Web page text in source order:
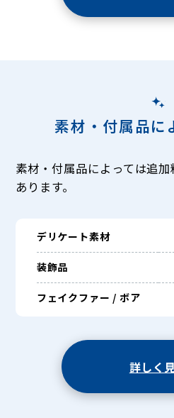
素材・付属品に
素材・付属品によっては追
あります。
デリケート素材
装飾品
フェイクファー / ボア
詳しく